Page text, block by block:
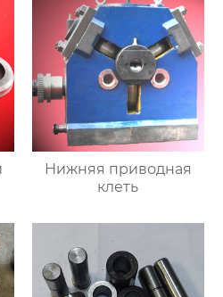
Нижняя приводная
клеть